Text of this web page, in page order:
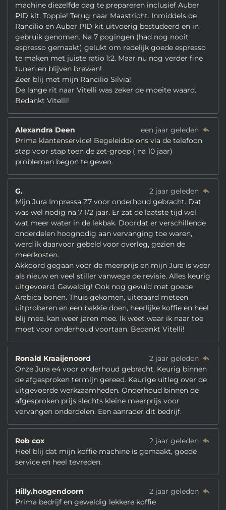
machine diezelfde dag te prepareren inclusief Auber
PID kit. Toppie! Terug naar Maastricht. Inmiddels de
Rancilio en Auber PID kit uitvoerig bestudeerd en in
gebruik genomen. Na 7 pogingen (had nog nooit
espresso gemaakt) gelukt om redelijk goede espresso
te maken met juiste ratio 1:2. Maar nu nog verder fine
tunen en blijven brewen!
Zeer blij met mijn Rancilio Silvia!
De lange rit naar Vitelli was zeker de moeite waard.
Bedankt Vitelli!
Alexandra Deen
een jaar geleden
Prima klantenservice! Begeleidde ons via de telefoon
stap voor stap toen de zet-groep ( na 10 jaar)
problemen begon te geven.
G.
2 jaar geleden
Mijn Jura Impressa Z7 voor onderhoud gebracht. Dat
was wel nodig na 7 1/2 jaar. Er zat de laatste tijd wel
wat meer water in de lekbak. Doordat er verschillende
onderdelen hoognodig aan vervanging toe waren,
werd ik daarvoor gebeld voor overleg, gezien de
meerkosten.
Akkoord gegaan voor de meerprijs en mijn Jura is weer
als nieuw en veel stiller vanwege de revisie. Alles keurig
uitgevoerd. Geweldig! Ook nog gevuld met goede
Arabica bonen. Thuis gekomen, uiteraard meteen
uitproberen en een bakkie doen, heerlijke koffie en heel
blij mee, kan weer jaren mee. Ik weet waar ik naar toe
moet voor onderhoud voortaan. Bedankt Vitelli!
Ronald Kraaijenoord
2 jaar geleden
Onze Jura e4 voor onderhoud gebracht. Keurig binnen
de afgesproken termijn gereed. Keurige uitleg over de
uitgevoerde werkzaamheden. Onderhoud binnen de
afgesproken prijs slechts kleine meerprijs voor
vervangen onderdelen. Een aanrader dit bedrijf.
Rob cox
2 jaar geleden
Heel blij dat mijn koffie machine is gemaakt, goede
service en heel tevreden.
Hilly.hoogendoorn
2 jaar geleden
Prima bedrijf en geweldig lekkere koffie